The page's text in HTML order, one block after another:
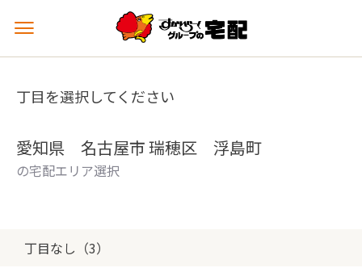
メ
ュ
を
丁目を選択してください
愛知県 名古屋市 瑞穂区 浮島町
の宅配エリア選択
丁目なし（3）